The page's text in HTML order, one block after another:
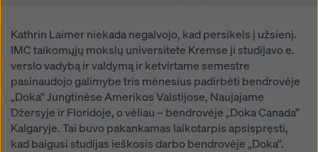
Kathrin Laimer niekada negalvojo, kad persikels į užsienį.
IMC taikomųjų mokslų universitete Kremse ji studijavo e.
verslo vadybą ir valdymą ir ketvirtame semestre
pasinaudojo galimybe tris mėnesius padirbėti bendrovėje
„Doka“ Jungtinėse Amerikos Valstijose, Naujajame
Džersyje ir Floridoje, o vėliau – bendrovėje „Doka Canada“
Kalgaryje. Tai buvo pakankamas laikotarpis apsispręsti,
kad baigusi studijas ieškosis darbo bendrovėje „Doka“.
priežasties, paspaudę antsavo slapukų nustatymus
šios svetainės apačioje.
Daugiau informacijos apie mūsų slapukus galite rasti
mūsų privatumo politikoje. Taip pat siūlome galimybę
pasirinkti slapukus (išplėstiniai slapukų nustatymai).